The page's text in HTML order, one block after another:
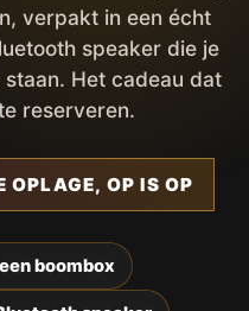
verpakt in een écht
speaker die je
Het cadeau dat
reserveren.
OPLAGE, OP IS OP
boombox